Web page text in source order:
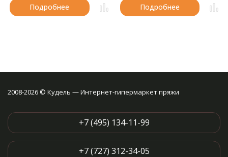
Подробнее Подробнее
2008-2026 © Кудель — Интернет-гипермаркет пряжи
+7 (495) 134-11-99
+7 (727) 312-34-05